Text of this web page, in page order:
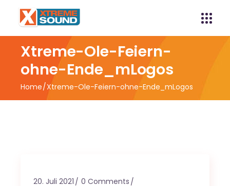
Xtreme-Ole-Feiern-
ohne-Ende_mLogos
Home Xtreme-Ole-Feiern-ohne-Ende_mLogos
20. Juli 2021 0 Comments